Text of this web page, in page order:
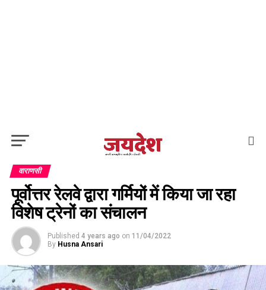
वाराणसी
पूर्वोत्तर रेलवे द्वारा गर्मियों में किया जा रहा
विशेष ट्रेनों का संचालन
Published 4 years ago on 11/04/2022
By Husna Ansari